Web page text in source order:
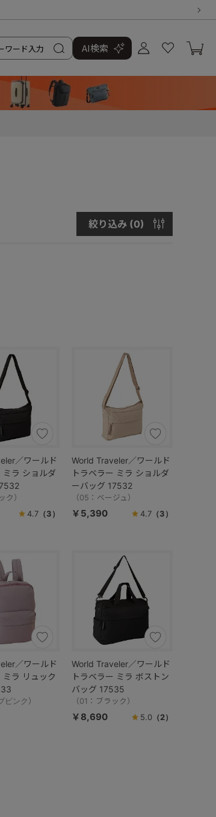
AI検索
絞り込み (0)
／ワールド
ミラ ショルダ
ク）
4.7 （3）
World Traveler／ワールド
トラベラー ミラ ショルダ
ーバッグ 17532
（05：ベージュ）
￥5,390 4.7 （3）
／ワールド
ミラ リュック
ピンク）
World Traveler／ワールド
トラベラー ミラ ボストン
バッグ 17535
（01：ブラック）
￥8,690 5.0 （2）